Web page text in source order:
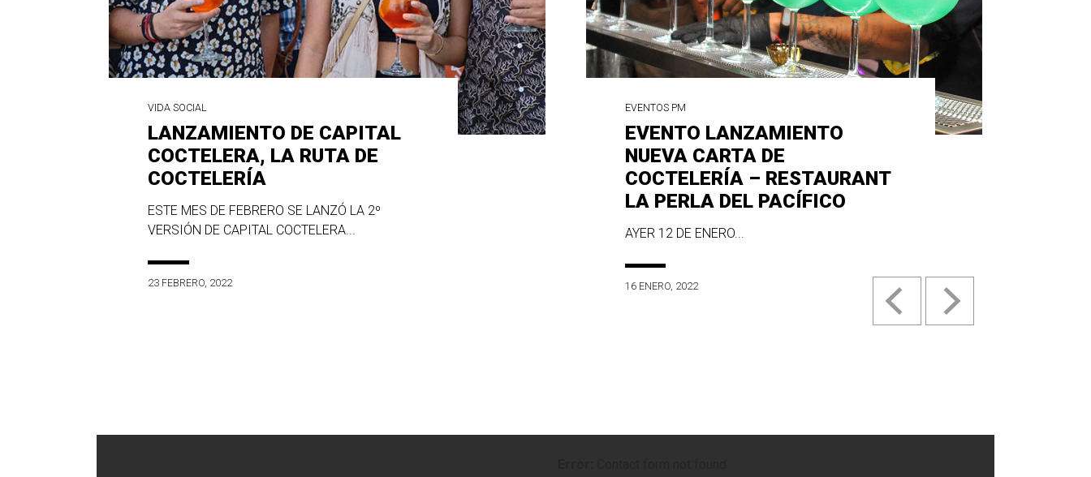
VIDA SOCIAL
LANZAMIENTO DE CAPITAL
COCTELERA, LA RUTA DE
COCTELERÍA
ESTE MES DE FEBRERO SE LANZÓ LA 2º
VERSIÓN DE CAPITAL COCTELERA...
23 FEBRERO, 2022
EVENTOS PM
EVENTO LANZAMIENTO
NUEVA CARTA DE
COCTELERÍA – RESTAURANT
LA PERLA DEL PACÍFICO
AYER 12 DE ENERO...
16 ENERO, 2022